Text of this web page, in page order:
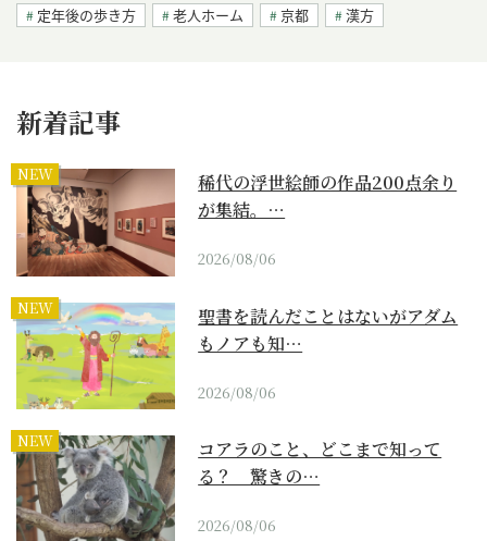
定年後の歩き方
老人ホーム 京都 漢方
新着記事
NEW
稀代の浮世絵師の作品200点余り
が集結。…
2026/08/06
NEW
聖書を読んだことはないがアダム
もノアも知…
2026/08/06
NEW
コアラのこと、どこまで知って
る？ 驚きの…
2026/08/06